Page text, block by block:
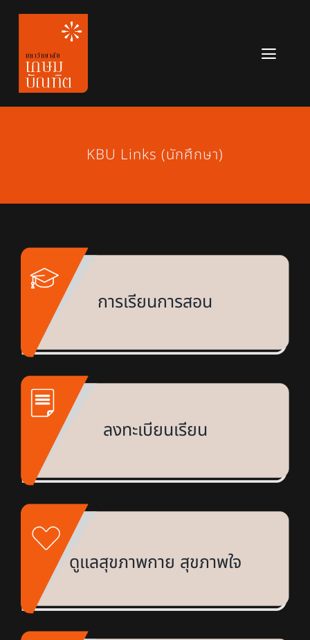
Skip
content
หลักสูตร
สมัครเรียน
KBU Links (นักศึกษา)
การเรียนการสอน
ลงทะเบียนเรียน
ดูแลสุขภาพกาย สุขภาพใจ